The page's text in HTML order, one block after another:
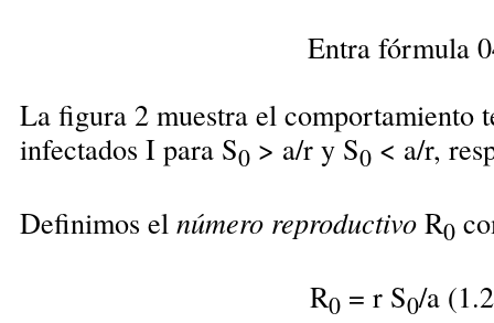
Entra fórmula
La figura 2 muestra el comportamiento
infectados I para S0 > a/r y S0 < a/r,
Definimos el número reproductivo R0
R0 = r S0/a